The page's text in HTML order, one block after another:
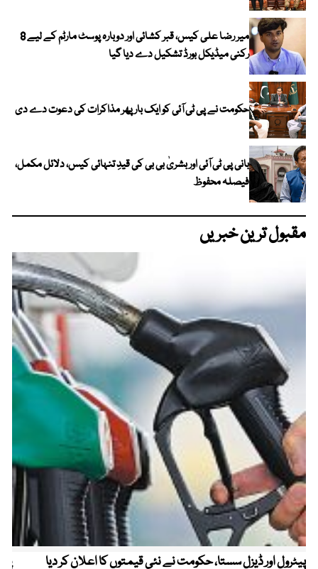
میر رضا علی کیس، قبر کشائی اور دوبارہ پوسٹ مارٹم کے لیے 8
رکنی میڈیکل بورڈ تشکیل دے دیا گیا
حکومت نے پی ٹی آئی کو ایک بارپھر مذاکرات کی دعوت دے دی
بانی پی ٹی آئی اور بشریٰ بی بی کی قیدِ تنہائی کیس، دلائل مکمل،
فیصلہ محفوظ
مقبول ترین خبریں
پیٹرول اور ڈیزل سستا، حکومت نے نئی قیمتوں کا اعلان کر دیا